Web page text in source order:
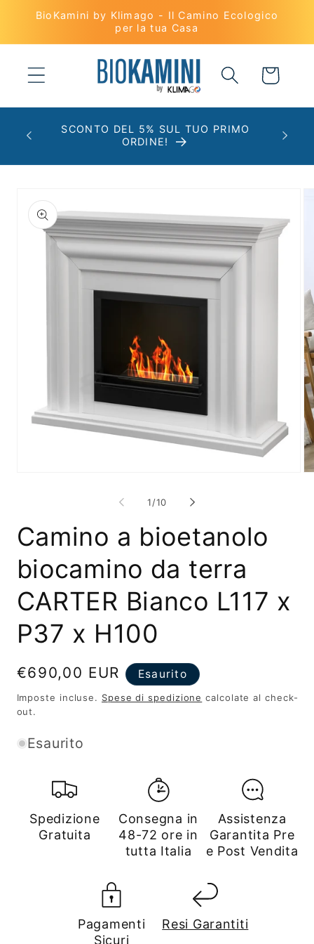
direttamente
BioKamini by Klimago - Il Camino Ecologico
per la tua Casa
Carrello
SCONTO DEL 5% SUL TUO PRIMO
ORDINE!
informazioni
sul prodotto
finestra
modale
1/su
10
Camino a bioetanolo
biocamino da terra
CARTER Bianco L117 x
P37 x H100
Prezzo
di
listino
€690,00 EUR Esaurito
Imposte incluse. Spese di spedizione calcolate al check-
out.
Esaurito
Spedizione
Gratuita
Consegna in
48-72 ore in
tutta Italia
Assistenza
Garantita Pre
e Post Vendita
Pagamenti
Sicuri
Resi Garantiti